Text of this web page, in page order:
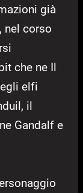
già
nel corso
che ne Il
elfi
il
Gandalf e